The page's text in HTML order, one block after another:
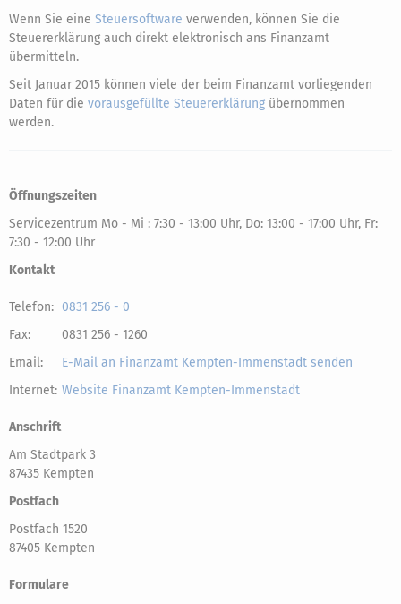
Wenn Sie eine Steuersoftware verwenden, können Sie die
Steuererklärung auch direkt elektronisch ans Finanzamt
übermitteln.
Seit Januar 2015 können viele der beim Finanzamt vorliegenden
Daten für die vorausgefüllte Steuererklärung übernommen
werden.
Öffnungszeiten
Servicezentrum Mo - Mi : 7:30 - 13:00 Uhr, Do: 13:00 - 17:00 Uhr, Fr:
7:30 - 12:00 Uhr
Kontakt
Telefon: 0831 256 - 0
Fax:
0831 256 - 1260
Email:
E-Mail an Finanzamt Kempten-Immenstadt senden
Internet: Website Finanzamt Kempten-Immenstadt
Anschrift
Am Stadtpark 3
87435 Kempten
Postfach
Postfach 1520
87405 Kempten
Formulare